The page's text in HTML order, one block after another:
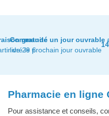
gratuite
de 29 €
Commandé un jour ouvrable
livré le prochain jour ouvrable
Pharmacie en ligne
Pour assistance et conseils,